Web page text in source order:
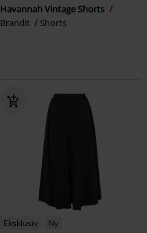
Havannah Vintage Shorts
Brandit
Shorts
Eksklusiv Ny